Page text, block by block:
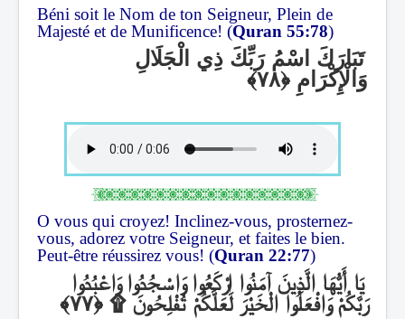
Béni soit le Nom de ton Seigneur, Plein de
Majesté et de Munificence! (Quran 55:78)
تَبَارَكَ اسْمُ رَبِّكَ ذِي الْجَلَالِ
وَالْإِكْرَامِ
O vous qui croyez! Inclinez-vous, prosternez-
vous, adorez votre Seigneur, et faites le bien.
Peut-être réussirez vous! (Quran 22:77)
يَا أَيُّهَا الَّذِينَ آمَنُوا ارْكَعُوا وَاسْجُدُوا وَاعْبُدُوا
رَبَّكُمْ وَافْعَلُوا الْخَيْرَ لَعَلَّكُمْ تُفْلِحُونَ۩